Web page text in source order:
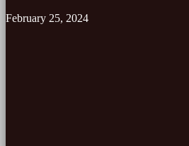
February 25, 2024